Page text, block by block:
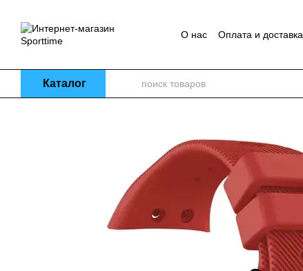
О нас Оплата и доставка
Каталог